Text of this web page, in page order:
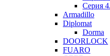
Серия
Armadillo
Diplomat
Dorma
DOORLOCK
FUARO